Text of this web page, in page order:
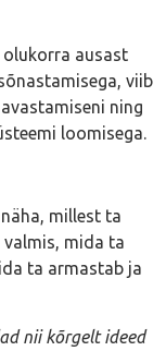
olukorra ausast
viib
ning
loomisega.
millest ta
mida ta
ta armastab ja
nii kõrgelt ideed